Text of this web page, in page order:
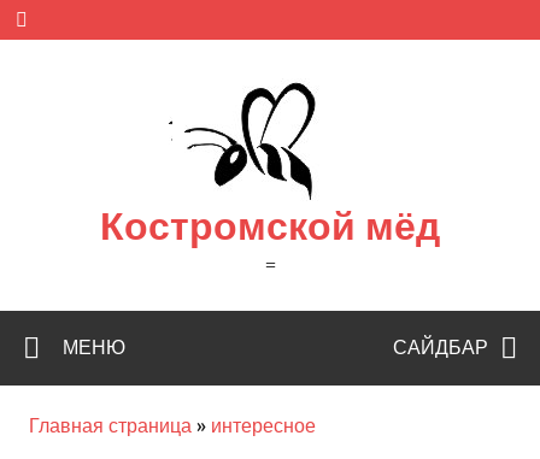
Skip
content
Костромской мёд
=
САЙДБАР
МЕНЮ
Главная страница » интересное